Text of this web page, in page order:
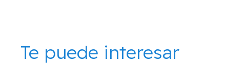
Te puede interesar